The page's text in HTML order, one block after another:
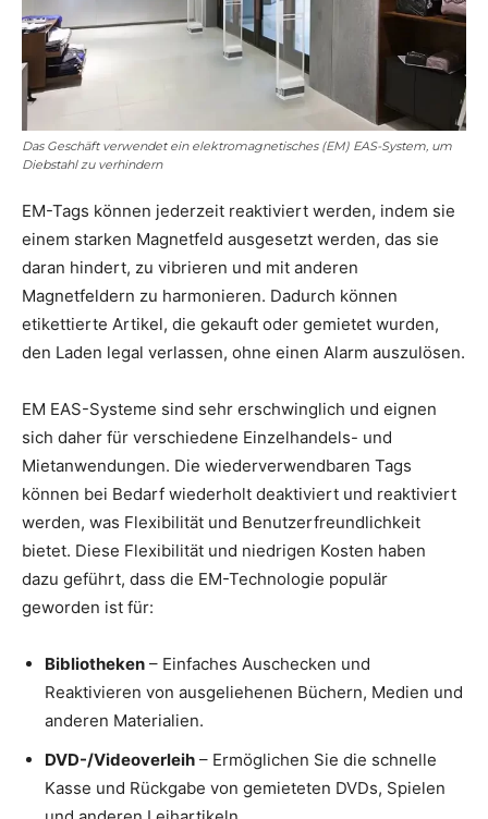
Das Geschäft verwendet ein elektromagnetisches (EM) EAS-System, um
Diebstahl zu verhindern
EM-Tags können jederzeit reaktiviert werden, indem sie
einem starken Magnetfeld ausgesetzt werden, das sie
daran hindert, zu vibrieren und mit anderen
Magnetfeldern zu harmonieren. Dadurch können
etikettierte Artikel, die gekauft oder gemietet wurden,
den Laden legal verlassen, ohne einen Alarm auszulösen.
EM EAS-Systeme sind sehr erschwinglich und eignen
sich daher für verschiedene Einzelhandels- und
Mietanwendungen. Die wiederverwendbaren Tags
können bei Bedarf wiederholt deaktiviert und reaktiviert
werden, was Flexibilität und Benutzerfreundlichkeit
bietet. Diese Flexibilität und niedrigen Kosten haben
dazu geführt, dass die EM-Technologie populär
geworden ist für:
Bibliotheken – Einfaches Auschecken und
Reaktivieren von ausgeliehenen Büchern, Medien und
anderen Materialien.
DVD-/Videoverleih – Ermöglichen Sie die schnelle
Kasse und Rückgabe von gemieteten DVDs, Spielen